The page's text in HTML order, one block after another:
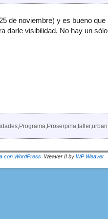
de noviembre) y es bueno que
darle visibilidad. No hay un sólo
Programa Proserpina taller,urban
con WordPress Weaver II by WP Weaver